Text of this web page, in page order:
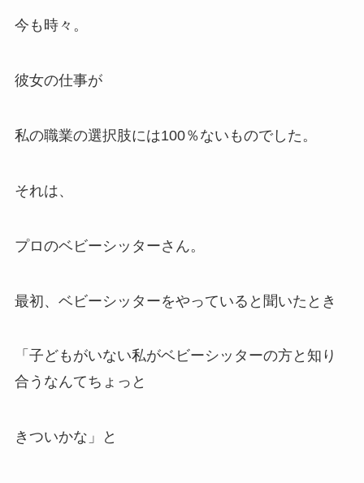
今も時々。
彼女の仕事が
私の職業の選択肢には100％ないものでした。
それは、
プロのベビーシッターさん。
最初、ベビーシッターをやっていると聞いたとき
「子どもがいない私がベビーシッターの方と知り
合うなんてちょっと
きついかな」と